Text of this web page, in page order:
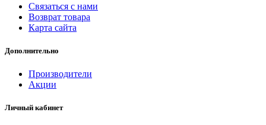
Связаться с нами
Возврат товара
Карта сайта
Дополнительно
Производители
Акции
Личный кабинет